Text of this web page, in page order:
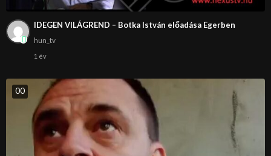
IDEGEN VILÁGREND – Botka István előadása Egerben
hun_tv
1 év
00